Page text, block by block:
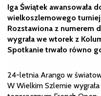
Iga Świątek awansowała
wielkoszlemowego
Rozstawiona z numerem
wygrała we wtorek z
Spotkanie trwało równo
24-letnia Arango w
W Wielkim Szlemie